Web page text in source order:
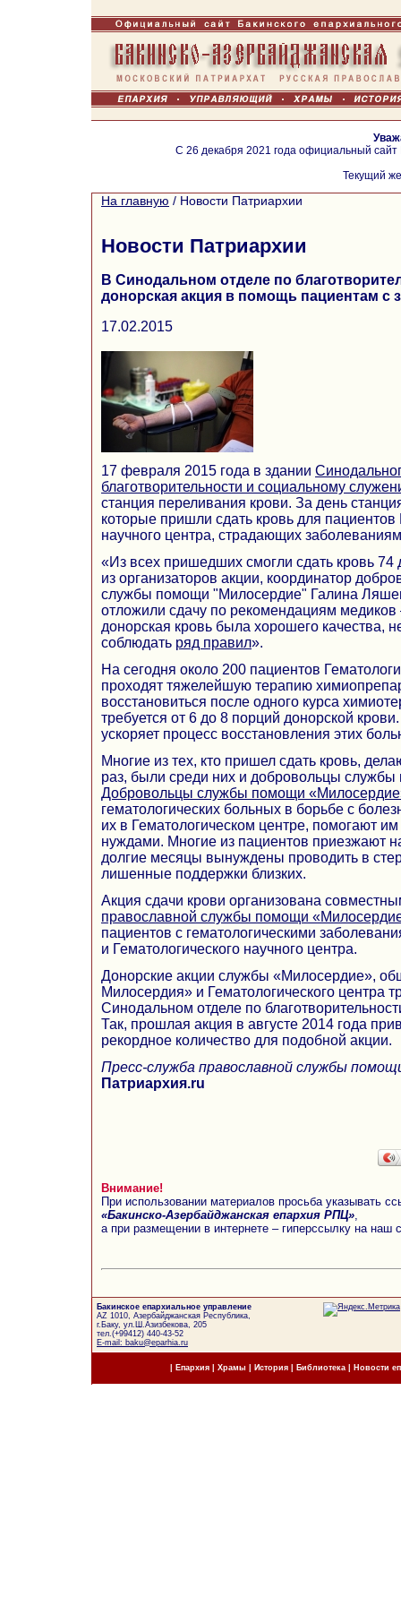
С 26 декабря 2021 года официальный
Текущий
На главную / Новости Патриархии
Новости Патриархии
В Синодальном отделе по
донорская акция в помощь пациентам с
17.02.2015
17 февраля 2015 года в здании
благотворительности и социальному
станция переливания крови. За день
которые пришли сдать кровь для пациентов
научного центра, страдающих
«Из всех пришедших смогли сдать кровь
из организаторов акции, координатор
службы помощи "Милосердие" Галина
отложили сдачу по рекомендациям
донорская кровь была хорошего качества,
соблюдать ряд правил».
На сегодня около 200 пациентов
проходят тяжелейшую терапию
восстановиться после одного курса
требуется от 6 до 8 порций донорской
ускоряет процесс восстановления этих
Многие из тех, кто пришел сдать кровь,
раз, были среди них и добровольцы
Добровольцы службы помощи
гематологических больных в борьбе с
их в Гематологическом центре, помогают
нуждами. Многие из пациентов приезжают
долгие месяцы вынуждены проводить в
лишенные поддержки близких.
Акция сдачи крови организована
православной службы помощи
пациентов с гематологическими
и Гематологического научного центра.
Донорские акции службы «Милосердие»,
Милосердия» и Гематологического центра
Синодальном отделе по
Так, прошлая акция в августе 2014 года
рекордное количество для подобной акции.
Пресс-служба православной службы
Патриархия.ru
Внимание!
При использовании материалов просьба указывать
«Бакинско-Азербайджанская епархия РПЦ»
а при размещении в интернете – гиперссылку на наш
Бакинское епархиальное управление
AZ 1010, Азербайджанская Республика,
г.Баку, ул.Ш.Азизбекова, 205
тел.(+99412) 440-43-52
E-mail: baku@eparhia.ru
Епархия| Храмы История| Библиотека Новости